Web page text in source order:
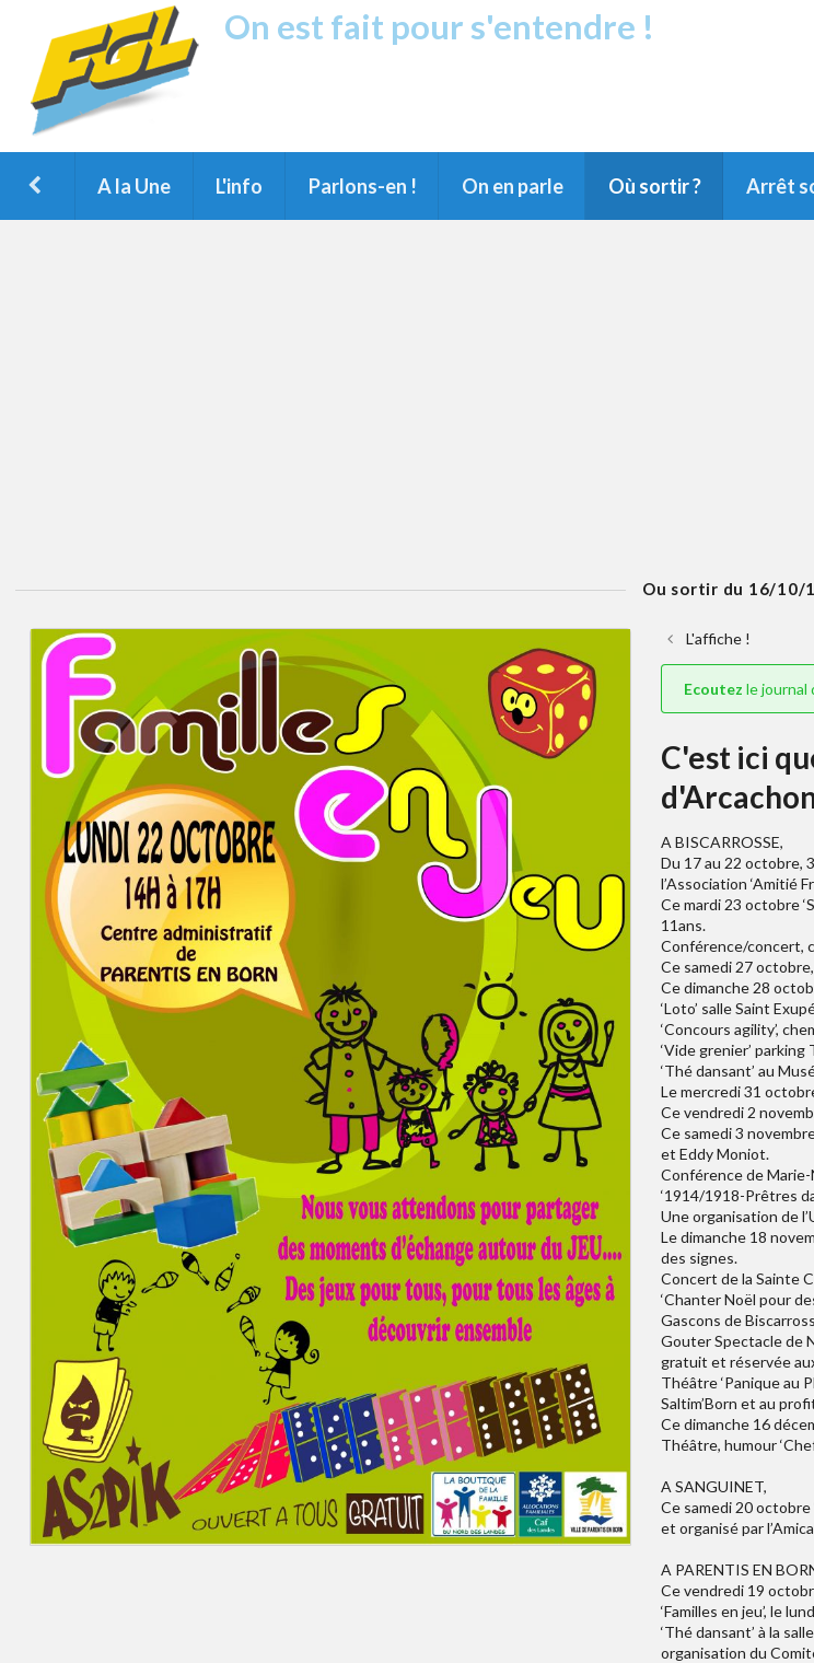
On est fait pour s'entendre !
A la Une L'info Parlons-en ! On en parle Où sortir ? Arrêt
Ou sortir du 16/10/
L'affiche !
Ecoutez le journal
C'est ici
A BISCARROSSE,
Du 17 au 22 octobre,
l’Association ‘Amitié
Ce mardi 23 octobre
11ans.
Conférence/concert,
Ce samedi 27
Ce dimanche 28
‘Loto’ salle Saint
‘Concours agility’,
‘Vide grenier’
‘Thé dansant’ au
Le mercredi 31
Ce vendredi 2
Ce samedi 3
et Eddy Moniot.
Conférence de
‘1914/1918-Prêtres
Une organisation de
Le dimanche 18
des signes.
Concert de la Sainte
‘Chanter Noël pour
Gascons de
Gouter Spectacle de
gratuit et réservée
Théâtre ‘Panique au
Saltim’Born et au
Ce dimanche 16
Théâtre, humour
A SANGUINET,
Ce samedi 20 octobre
et organisé par
A PARENTIS EN
Ce vendredi 19
‘Familles en jeu’, le
‘Thé dansant’ à la
organisation du